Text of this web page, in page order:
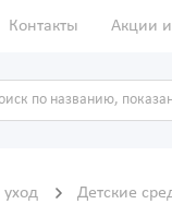
Контакты Акции
уход Детские